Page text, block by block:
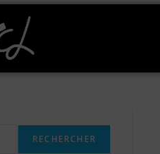
RECHERCHER